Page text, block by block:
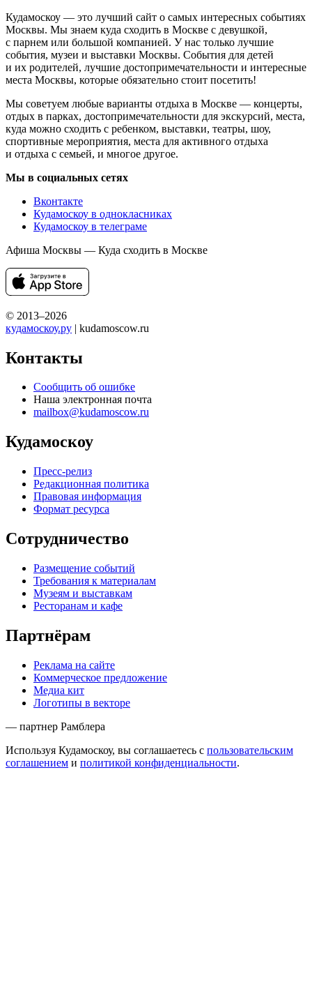
Кудамоскоу — это лучший сайт о самых интересных событиях
Москвы. Мы знаем куда сходить в Москве с девушкой,
с парнем или большой компанией. У нас только лучшие
события, музеи и выставки Москвы. События для детей
и их родителей, лучшие достопримечательности и интересные
места Москвы, которые обязательно стоит посетить!
Мы советуем любые варианты отдыха в Москве — концерты,
отдых в парках, достопримечательности для экскурсий, места,
куда можно сходить с ребенком, выставки, театры, шоу,
спортивные мероприятия, места для активного отдыха
и отдыха с семьей, и многое другое.
Мы в социальных сетях
Вконтакте
Кудамоскоу в однокласниках
Кудамоскоу в телеграме
Афиша Москвы — Куда сходить в Москве
© 2013–2026
кудамоскоу.ру | kudamoscow.ru
Контакты
Сообщить об ошибке
Наша электронная почта
mailbox@kudamoscow.ru
Кудамоскоу
Пресс-релиз
Редакционная политика
Правовая информация
Формат ресурса
Сотрудничество
Размещение событий
Требования к материалам
Музеям и выставкам
Ресторанам и кафе
Партнёрам
Реклама на сайте
Коммерческое предложение
Медиа кит
Логотипы в векторе
— партнер Рамблера
Используя Кудамоскоу, вы соглашаетесь с пользовательским
соглашением и политикой конфиденциальности.